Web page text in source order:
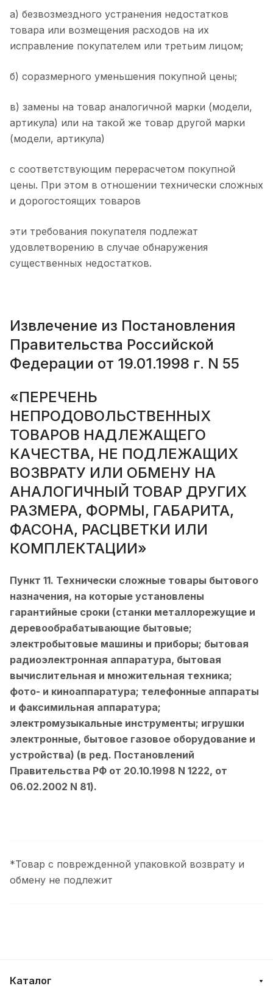
а) безвозмездного устранения недостатков
товара или возмещения расходов на их
исправление покупателем или третьим лицом;
б) соразмерного уменьшения покупной цены;
в) замены на товар аналогичной марки (модели,
артикула) или на такой же товар другой марки
(модели, артикула)
с соответствующим перерасчетом покупной
цены. При этом в отношении технически сложных
и дорогостоящих товаров
эти требования покупателя подлежат
удовлетворению в случае обнаружения
существенных недостатков.
Извлечение из Постановления
Правительства Российской
Федерации от 19.01.1998 г. N 55
«ПЕРЕЧЕНЬ
НЕПРОДОВОЛЬСТВЕННЫХ
ТОВАРОВ НАДЛЕЖАЩЕГО
КАЧЕСТВА, НЕ ПОДЛЕЖАЩИХ
ВОЗВРАТУ ИЛИ ОБМЕНУ НА
АНАЛОГИЧНЫЙ ТОВАР ДРУГИХ
РАЗМЕРА, ФОРМЫ, ГАБАРИТА,
ФАСОНА, РАСЦВЕТКИ ИЛИ
КОМПЛЕКТАЦИИ»
Пункт 11. Технически сложные товары бытового
назначения, на которые установлены
гарантийные сроки (станки металлорежущие и
деревообрабатывающие бытовые;
электробытовые машины и приборы; бытовая
радиоэлектронная аппаратура, бытовая
вычислительная и множительная техника;
фото- и киноаппаратура; телефонные аппараты
и факсимильная аппаратура;
электромузыкальные инструменты; игрушки
электронные, бытовое газовое оборудование и
устройства) (в ред. Постановлений
Правительства РФ от 20.10.1998 N 1222, от
06.02.2002 N 81).
*Товар с поврежденной упаковкой возврату и
обмену не подлежит
Каталог